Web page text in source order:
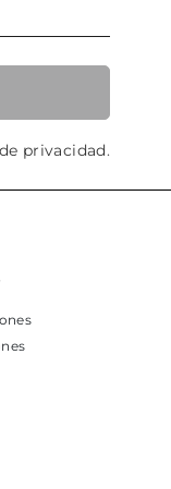
privacidad.